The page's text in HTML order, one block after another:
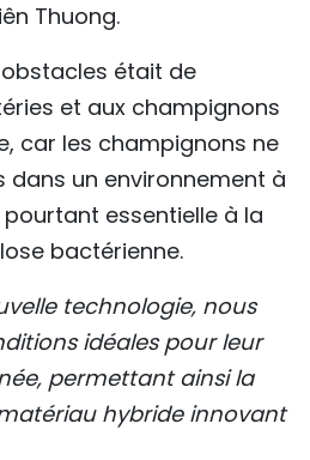
Thuong.
obstacles était de
et aux champignons
car les champignons ne
dans un environnement à
essentielle à la
bactérienne.
technologie, nous
idéales pour leur
permettant ainsi la
hybride innovant